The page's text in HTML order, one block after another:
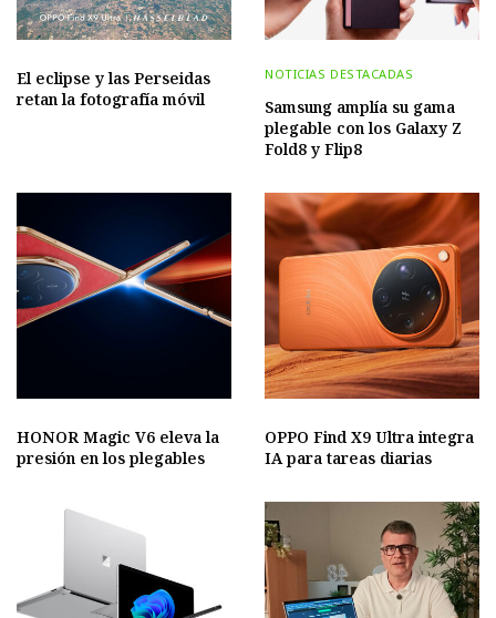
El eclipse y las Perseidas
retan la fotografía móvil
NOTICIAS DESTACADAS
Samsung amplía su gama
plegable con los Galaxy Z
Fold8 y Flip8
HONOR Magic V6 eleva la
presión en los plegables
OPPO Find X9 Ultra integra
IA para tareas diarias